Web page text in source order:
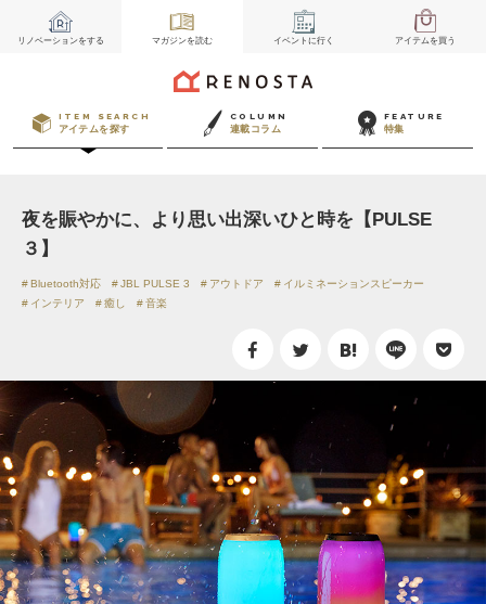
リノベーションをする マガジンを読む イベント に行く アイテムを買う
ITEM SEARCH
アイテムを探す
COLUMN
連載コラム
FEATURE
特集
夜を賑やかに、より思い出深いひと時を【PULSE
３】
Bluetooth対応 JBL PULSE 3 アウトドア
イルミネーションスピーカー
インテリア
癒し 音楽